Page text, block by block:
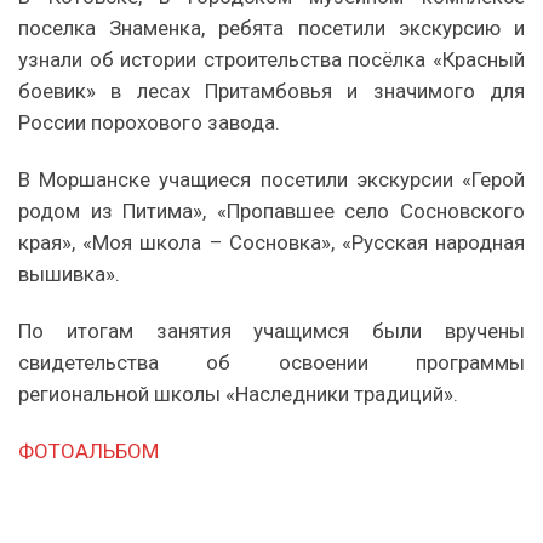
поселка Знаменка, ребята посетили экскурсию и
узнали об истории строительства посёлка «Красный
боевик» в лесах Притамбовья и значимого для
России порохового завода.
В Моршанске учащиеся посетили экскурсии «Герой
родом из Питима», «Пропавшее село Сосновского
края», «Моя школа – Сосновка», «Русская народная
вышивка».
По итогам занятия учащимся были вручены
свидетельства об освоении программы
региональной школы «Наследники традиций».
ФОТОАЛЬБОМ